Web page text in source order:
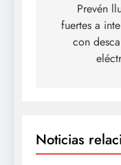
entradas
Prevén
fuertes a
con
Noticias